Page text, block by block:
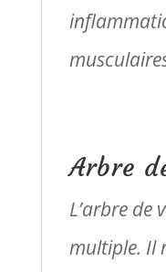
Arbre
L’arbre de
multiple. Il